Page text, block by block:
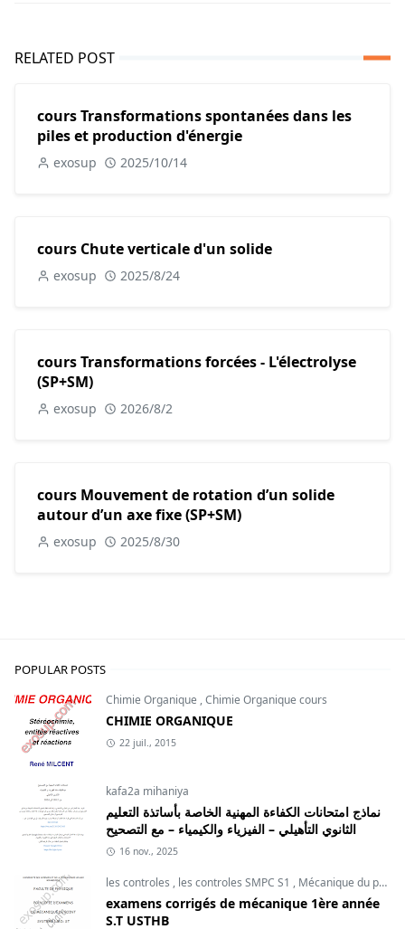
RELATED POST
cours Transformations spontanées dans les
piles et production d'énergie
exosup 2025/10/14
cours Chute verticale d'un solide
exosup 2025/8/24
cours Transformations forcées - L'électrolyse
(SP+SM)
exosup 2026/8/2
cours Mouvement de rotation d’un solide
autour d’un axe fixe (SP+SM)
exosup 2025/8/30
POPULAR POSTS
Chimie Organique ,Chimie Organique cours
CHIMIE ORGANIQUE
22 juil., 2015
kafa2a mihaniya
نماذج امتحانات الكفاءة المهنية الخاصة بأساتذة التعليم
الثانوي التأهيلي – الفيزياء والكيمياء – مع التصحيح
16 nov., 2025
les controles , les controles SMPC S1 , Mécanique du point
examens corrigés de mécanique 1ère année
S.T USTHB